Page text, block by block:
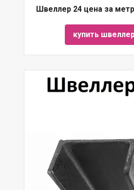
Швеллер 24 цена за
купить